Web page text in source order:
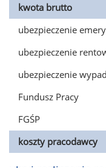
kwota brutto
ubezpieczenie
ubezpieczenie
ubezpieczenie
Fundusz Pracy
FGŚP
koszty pracodawcy